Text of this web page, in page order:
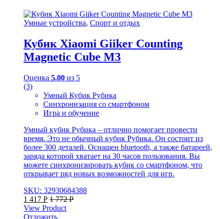
Умные устройства, Спорт и отдых
Кубик Xiaomi Giiker Counting
Magnetic Cube M3
Оценка 5.00 из 5
(3)
Умный Кубик Рубика
Синхронизация со смартфоном
Игра и обучение
Умный кубик Рубика – отлично помогает провести
время. Это не обычный кубик Рубика. Он состоит из
более 300 деталей. Оснащен bluetooth, а также батареей,
заряда которой хватает на 30 часов пользования. Вы
можете синхронизировать кубик со смартфоном, что
открывает ряд новых возможностей для игр.
SKU: 32930684388
1 417 Р 1 772Р
View Product
Отложить